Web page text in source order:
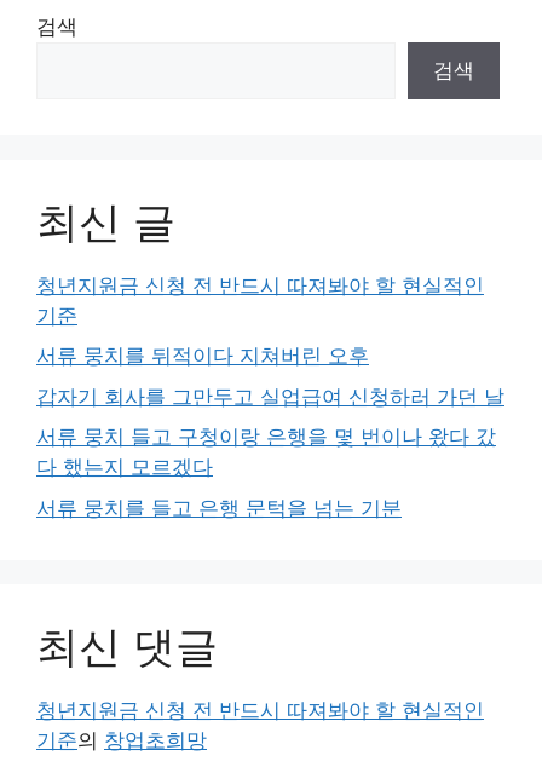
검색
검색
최신 글
청년지원금 신청 전 반드시 따져봐야 할 현실적인
기준
서류 뭉치를 뒤적이다 지쳐버린 오후
갑자기 회사를 그만두고 실업급여 신청하러 가던 날
서류 뭉치 들고 구청이랑 은행을 몇 번이나 왔다 갔
다 했는지 모르겠다
서류 뭉치를 들고 은행 문턱을 넘는 기분
최신 댓글
청년지원금 신청 전 반드시 따져봐야 할 현실적인
기준의 창업초희망